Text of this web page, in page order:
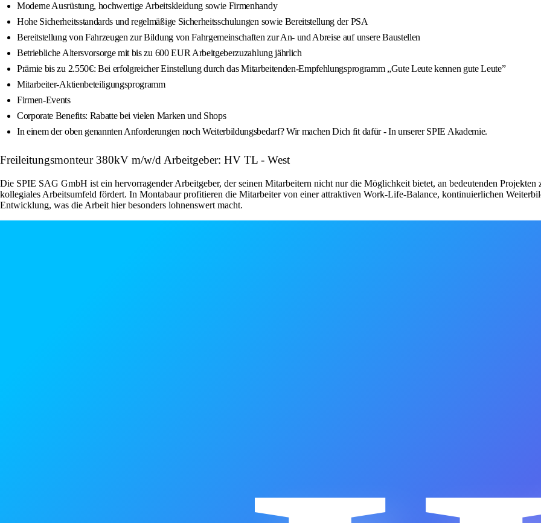
Moderne Ausrüstung, hochwertige Arbeitskleidung sowie Firmenhandy
Hohe Sicherheitsstandards und regelmäßige Sicherheitsschulungen sowie Bereitstellung der PSA
Bereitstellung von Fahrzeugen zur Bildung von Fahrgemeinschaften zur An- und Abreise auf unsere Baustellen
Betriebliche Altersvorsorge mit bis zu 600 EUR Arbeitgeberzuzahlung jährlich
Prämie bis zu 2.550€: Bei erfolgreicher Einstellung durch das Mitarbeitenden-Empfehlungsprogramm „Gute Leute kennen gute Leute”
Mitarbeiter-Aktienbeteiligungsprogramm
Firmen-Events
Corporate Benefits: Rabatte bei vielen Marken und Shops
In einem der oben genannten Anforderungen noch Weiterbildungsbedarf? Wir machen Dich fit dafür - In unserer SPIE Akademie.
Freileitungsmonteur 380kV m/w/d Arbeitgeber: HV TL - West
Die SPIE SAG GmbH ist ein hervorragender Arbeitgeber, der seinen Mitarbeitern nicht nur die Möglichkeit bietet, an bedeutenden
kollegiales Arbeitsumfeld fördert. In Montabaur profitieren die Mitarbeiter von einer attraktiven Work-Life-Balance, kontinuierlichen
Entwicklung, was die Arbeit hier besonders lohnenswert macht.